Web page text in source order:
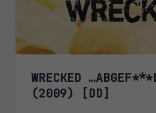
WRECKED
(2009) [DD]